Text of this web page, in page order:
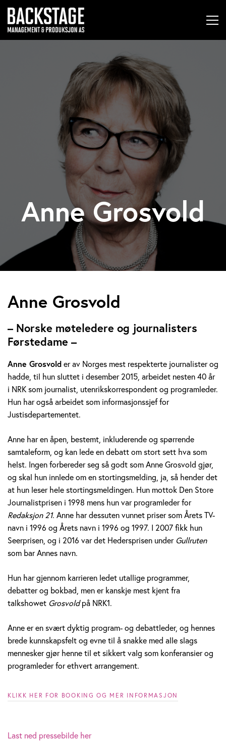
Anne Grosvold
A
n
n
e
G
r
s
v
o
l
d
Anne Grosvold
– Norske møteledere og journalisters
Førstedame –
Anne Grosvolder av Norges mest respekterte journalister og
hadde, til hun sluttet i desember 2015, arbeidet nesten 40 år
i NRK som journalist, utenrikskorrespondent og programleder.
Hun har også arbeidet som informasjonssjef for
Justisdepartementet.
Anne har en åpen, bestemt, inkluderende og spørrende
samtaleform, og kan lede en debatt om stort sett hva som
helst. Ingen forbereder seg så godt som Anne Grosvold gjør,
og skal hun innlede om en stortingsmelding, ja, så hender det
at hun leser hele stortingsmeldingen. Hun mottok Den Store
Journalistprisen i 1998 mens hun var programleder for
Redaksjon 21. Anne har dessuten vunnet priser som Årets TV-
navn i 1996 og Årets navn i 1996 og 1997. I 2007 fikk hun
Seerprisen, og i 2016 var det Hedersprisen underGullruten
som bar Annes navn.
Hun har gjennom karrieren ledet utallige programmer,
debatter og bokbad, men er kanskje mest kjent fra
talkshowet Grosvoldpå NRK1.
Anne er en svært dyktig program- og debattleder, og hennes
brede kunnskapsfelt og evne til å snakke med alle slags
mennesker gjør henne til et sikkert valg som konferansier og
programleder for ethvert arrangement.
KLIKK HER FOR BOOKING OG MER INFORMASJON
Last ned pressebilde her